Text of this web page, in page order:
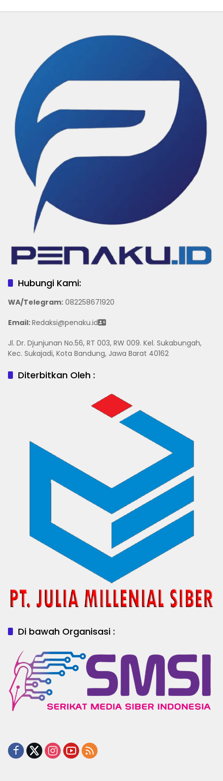
Hubungi Kami:
WA/Telegram: 082258671920
Email:Redaksi@penaku.id
Jl. Dr. Djunjunan No.56, RT 003, RW 009. Kel. Sukabungah,
Kec. Sukajadi, Kota Bandung, Jawa Barat 40162
Diterbitkan Oleh :
Di bawah Organisasi :